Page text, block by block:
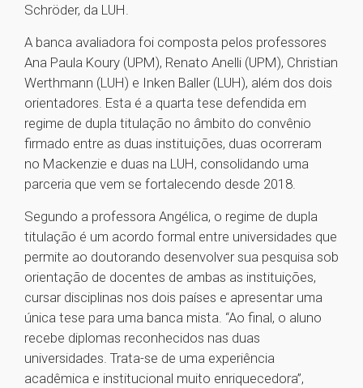
Schröder, da LUH.
A banca avaliadora foi composta pelos professores
Ana Paula Koury (UPM), Renato Anelli (UPM), Christian
Werthmann (LUH) e Inken Baller (LUH), além dos dois
orientadores. Esta é a quarta tese defendida em
regime de dupla titulação no âmbito do convênio
firmado entre as duas instituições, duas ocorreram
no Mackenzie e duas na LUH, consolidando uma
parceria que vem se fortalecendo desde 2018.
Segundo a professora Angélica, o regime de dupla
titulação é um acordo formal entre universidades que
permite ao doutorando desenvolver sua pesquisa sob
orientação de docentes de ambas as instituições,
cursar disciplinas nos dois países e apresentar uma
única tese para uma banca mista. “Ao final, o aluno
recebe diplomas reconhecidos nas duas
universidades. Trata-se de uma experiência
acadêmica e institucional muito enriquecedora”,